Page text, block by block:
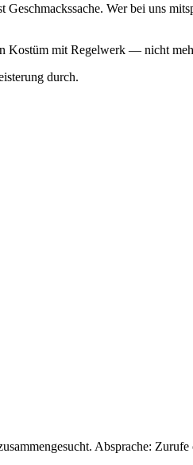
Wer bei uns
Kostüm mit Regelwerk — nicht
durch.
Absprache: